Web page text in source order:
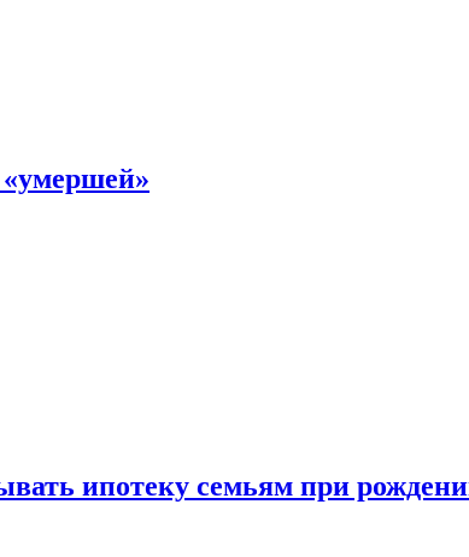
«умершей»
ипотеку семьям при